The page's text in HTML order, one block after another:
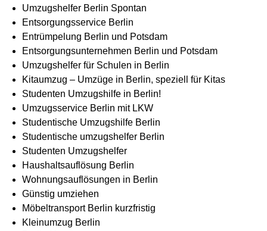
Umzugshelfer Berlin Spontan
Entsorgungsservice Berlin
Entrümpelung Berlin und Potsdam
Entsorgungsunternehmen Berlin und Potsdam
Umzugshelfer für Schulen in Berlin
Kitaumzug – Umzüge in Berlin, speziell für Kitas
Studenten Umzugshilfe in Berlin!
Umzugsservice Berlin mit LKW
Studentische Umzugshilfe Berlin
Studentische umzugshelfer Berlin
Studenten Umzugshelfer
Haushaltsauflösung Berlin
Wohnungsauflösungen in Berlin
Günstig umziehen
Möbeltransport Berlin kurzfristig
Kleinumzug Berlin